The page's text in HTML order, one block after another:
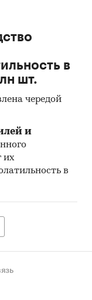
в
шт.
чередой
и
их
в